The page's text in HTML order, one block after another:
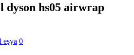
dyson hs05 airwrap
eşya 0